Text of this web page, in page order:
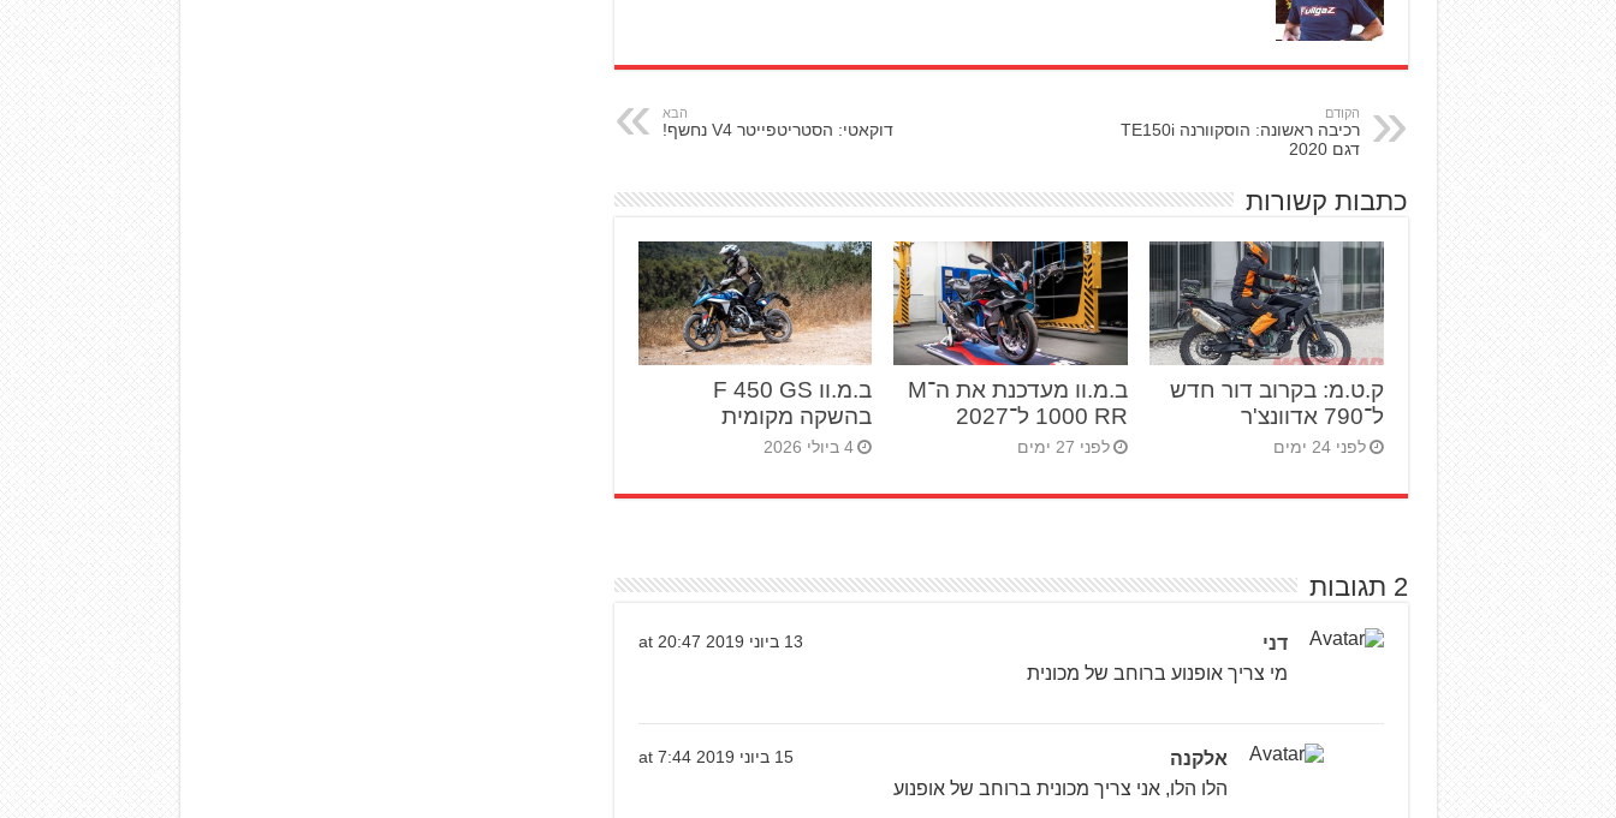
הקודם
רכיבה ראשונה: הוסקוורנה TE150i
דגם 2020
הבא
דוקאטי: הסטריטפייטר V4 נחשף!
כתבות קשורות
ק.ט.מ: בקרוב דור חדש
ל־790 אדוונצ'ר
לפני 24 ימים
ב.מ.וו מעדכנת את ה־M
1000 RR ל־2027
לפני 27 ימים
ב.מ.וו F 450 GS
בהשקה מקומית
4 ביולי 2026
2 תגובות
דני 13 ביוני 2019 at 20:47
מי צריך אופנוע ברוחב של מכונית
אלקנה 15 ביוני 2019 at 7:44
הלו הלו, אני צריך מכונית ברוחב של אופנוע